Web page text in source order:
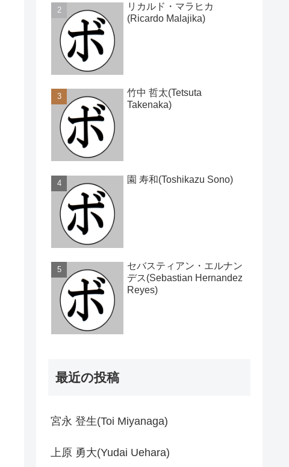
リカルド・マラヒカ
(Ricardo Malajika)
竹中 哲太(Tetsuta
Takenaka)
園 寿和(Toshikazu Sono)
セバスティアン・エルナン
デス(Sebastian Hernandez
Reyes)
最近の投稿
宮永 登生(Toi Miyanaga)
上原 勇大(Yudai Uehara)